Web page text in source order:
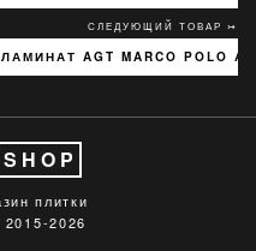
NARROW 4V ГОРІХ
СЛЕДУЮЩИЙ ТОВАР ↣
ЛАМИНАТ AGT MARCO POLO
плитки
2026